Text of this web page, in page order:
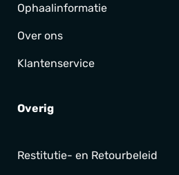
Ophaalinformatie
Over ons
Klantenservice
Overig
Restitutie- en Retourbeleid